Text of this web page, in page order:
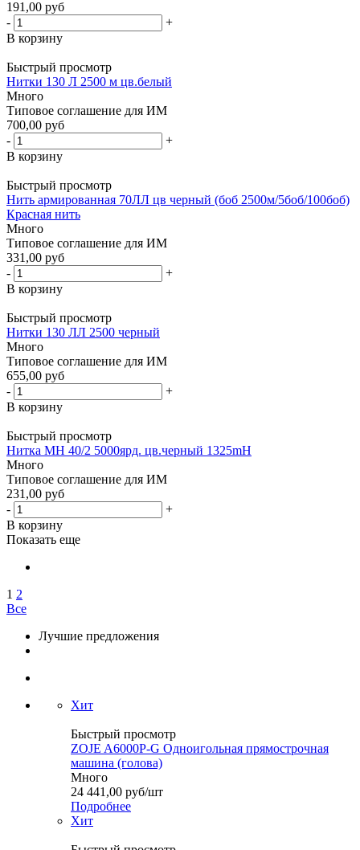
191,00 руб
-
+
В корзину
Быстрый просмотр
Нитки 130 Л 2500 м цв.белый
Много
Типовое соглашение для ИМ
700,00 руб
-
+
В корзину
Быстрый просмотр
Нить армированная 70ЛЛ цв черный (боб 2500м/5боб/100боб)
Красная нить
Много
Типовое соглашение для ИМ
331,00 руб
-
+
В корзину
Быстрый просмотр
Нитки 130 ЛЛ 2500 черный
Много
Типовое соглашение для ИМ
655,00 руб
-
+
В корзину
Быстрый просмотр
Нитка МН 40/2 5000ярд. цв.черный 1325mH
Много
Типовое соглашение для ИМ
231,00 руб
-
+
В корзину
Показать еще
1 2
Все
Лучшие предложения
Хит
Быстрый просмотр
ZOJE A6000P-G Одноигольная прямострочная
машина (голова)
Много
24 441,00 руб/шт
Подробнее
Хит